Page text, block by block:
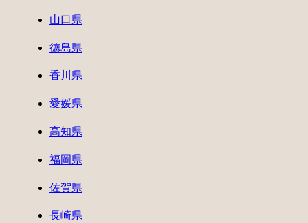
山口県
徳島県
香川県
愛媛県
高知県
福岡県
佐賀県
長崎県